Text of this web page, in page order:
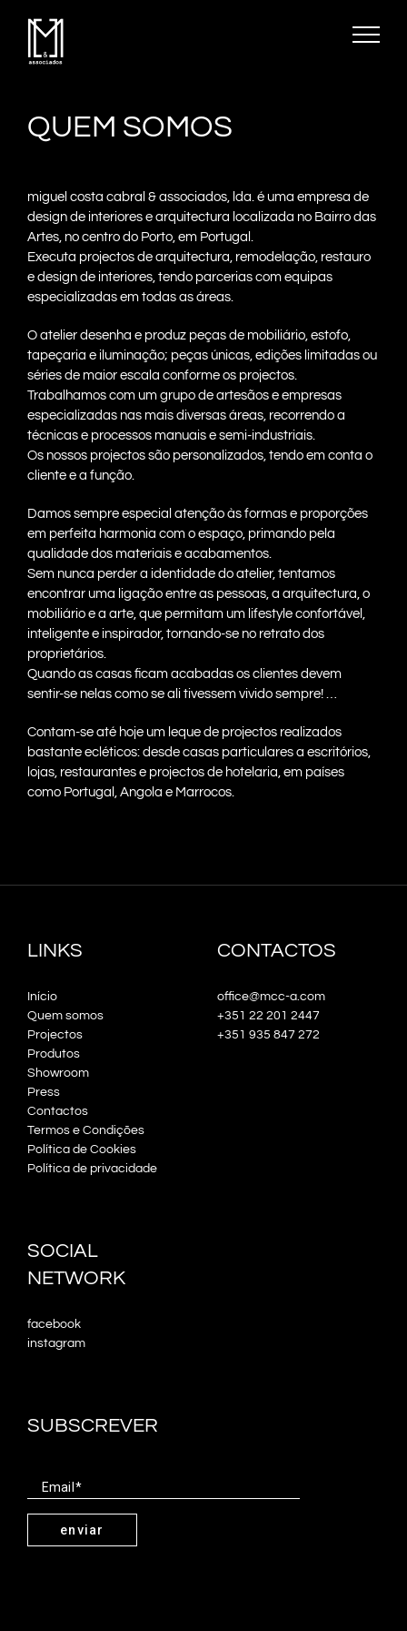
content
QUEM SOMOS
miguel costa cabral & associados, lda. é uma empresa de
design de interiores e arquitectura localizada no Bairro das
Artes, no centro do Porto, em Portugal.
Executa projectos de arquitectura, remodelação, restauro
e design de interiores, tendo parcerias com equipas
especializadas em todas as áreas.
O atelier desenha e produz peças de mobiliário, estofo,
tapeçaria e iluminação; peças únicas, edições limitadas ou
séries de maior escala conforme os projectos.
Trabalhamos com um grupo de artesãos e empresas
especializadas nas mais diversas áreas, recorrendo a
técnicas e processos manuais e semi-industriais.
Os nossos projectos são personalizados, tendo em conta o
cliente e a função.
Damos sempre especial atenção às formas e proporções
em perfeita harmonia com o espaço, primando pela
qualidade dos materiais e acabamentos.
Sem nunca perder a identidade do atelier, tentamos
encontrar uma ligação entre as pessoas, a arquitectura, o
mobiliário e a arte, que permitam um lifestyle confortável,
inteligente e inspirador, tornando-se no retrato dos
proprietários.
Quando as casas ficam acabadas os clientes devem
sentir-se nelas como se ali tivessem vivido sempre! …
Contam-se até hoje um leque de projectos realizados
bastante ecléticos: desde casas particulares a escritórios,
lojas, restaurantes e projectos de hotelaria, em países
como Portugal, Angola e Marrocos.
LINKS
Início
Quem somos
Projectos
Produtos
Showroom
Press
Contactos
Termos e Condições
Política de Cookies
Política de privacidade
CONTACTOS
office@mcc-a.com
+351 22 201 2447
+351 935 847 272
SOCIAL
NETWORK
facebook
instagram
SUBSCREVER
Email
enviar